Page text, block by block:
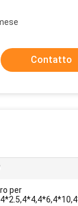
Contatto
per